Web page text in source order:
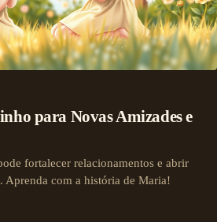
para Novas Amizades e
fortalecer relacionamentos e abrir
Aprenda com a história de Maria!